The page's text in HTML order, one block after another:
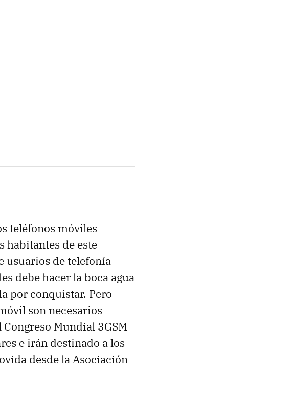
teléfonos móviles
habitantes de este
usuarios de telefonía
debe hacer la boca agua
por conquistar. Pero
son necesarios
Mundial 3GSM
e irán destinado a los
desde la Asociación